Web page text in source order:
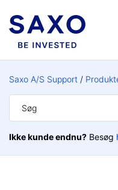
Saxo A/S Support
Ikke kunde endnu? Besøg